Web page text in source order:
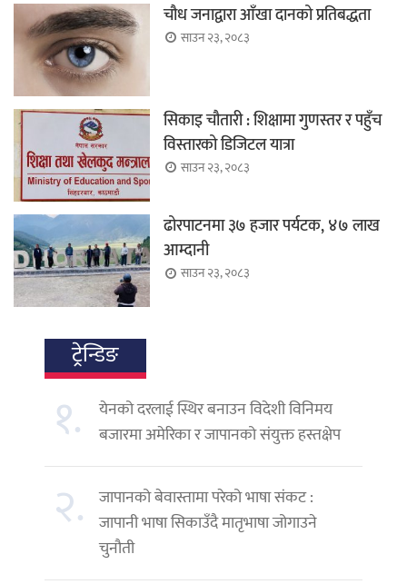
चौध जनाद्वारा आँखा दानको प्रतिबद्धता
साउन २३, २०८३
सिकाइ चौतारी : शिक्षामा गुणस्तर र पहुँच
विस्तारको डिजिटल यात्रा
साउन २३, २०८३
ढोरपाटनमा ३७ हजार पर्यटक, ४७ लाख
आम्दानी
साउन २३, २०८३
ट्रेन्डिङ
१.
येनको दरलाई स्थिर बनाउन विदेशी विनिमय
बजारमा अमेरिका र जापानको संयुक्त हस्तक्षेप
२. जापानको बेवास्तामा परेको भाषा संकट :
जापानी भाषा सिकाउँदै मातृभाषा जोगाउने
चुनौती